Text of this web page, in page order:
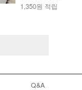
1,350원 적립
Q&A